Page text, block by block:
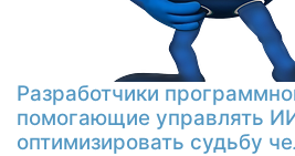
Разработчики
помогающие управлять
оптимизировать судьбу